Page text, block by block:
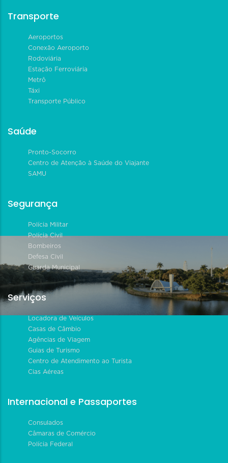
Transporte
Aeroportos
Conexão Aeroporto
Rodoviária
Estação Ferroviária
Metrô
Táxi
Transporte Público
Saúde
Pronto-Socorro
Centro de Atenção à Saúde do Viajante
SAMU
Segurança
Polícia Militar
Polícia Civil
Bombeiros
Defesa Civil
Guarda Municipal
Serviços
Locadora de Veículos
Casas de Câmbio
Agências de Viagem
Guias de Turismo
Centro de Atendimento ao Turista
Cias Aéreas
Internacional e Passaportes
Consulados
Câmaras de Comércio
Polícia Federal